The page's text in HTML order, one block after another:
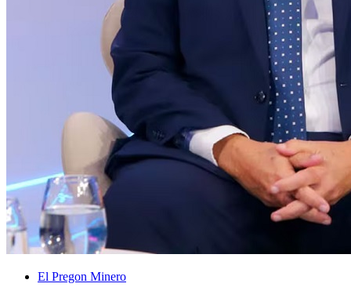
El Pregon Minero